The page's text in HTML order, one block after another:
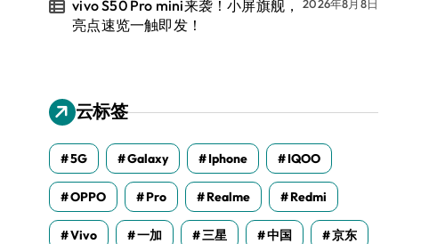
vivo S50 Pro mini来袭！小屏旗舰，
亮点速览一触即发！
2026年8月8日
云标签
5G Galaxy Iphone IQOO
OPPO Pro Realme Redmi
Vivo 一加 三星 中国 京东